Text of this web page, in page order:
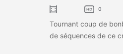
0
Tournant coup de
de séquences de ce